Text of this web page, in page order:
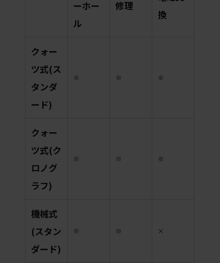
ーホー
ル
修理
換
クォー
ツ式(ス
タンダ
ード)
※ ※ ※
クォー
ツ式(ク
ロノグ
ラフ)
※ ※ ※
機械式
(スタン
ダード)
※ ※ ×